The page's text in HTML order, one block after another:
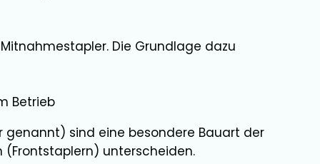
Die Grundlage dazu
Betrieb
sind eine besondere Bauart der
(Frontstaplern) unterscheiden.